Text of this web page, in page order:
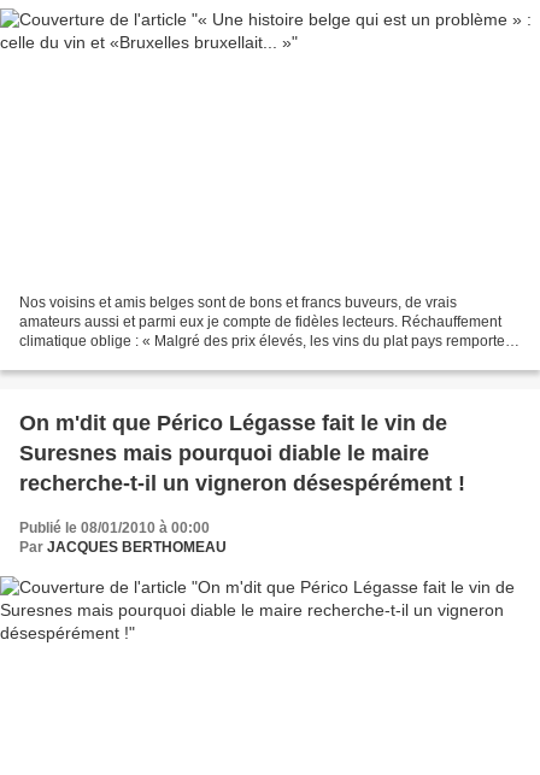
Nos voisins et amis belges sont de bons et francs buveurs, de vrais
amateurs aussi et parmi eux je compte de fidèles lecteurs. Réchauffement
climatique oblige : « Malgré des prix élevés, les vins du plat pays remporte
On m'dit que Périco Légasse fait le vin de
Suresnes mais pourquoi diable le maire
recherche-t-il un vigneron désespérément !
Publié le 08/01/2010 à 00:00
Par JACQUES BERTHOMEAU